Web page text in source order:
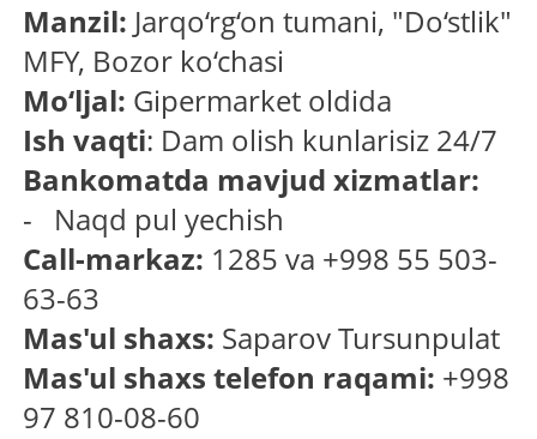
Manzil: Jarqo‘rg‘on tumani, "Do‘stlik"
MFY, Bozor ko‘chasi
Mo‘ljal: Gipermarket oldida
Ish vaqti: Dam olish kunlarisiz 24/7
Bankomatda mavjud xizmatlar:
- Naqd pul yechish
Call-markaz: 1285 va +998 55 503-
63-63
Mas'ul shaxs: Saparov Tursunpulat
Mas'ul shaxs telefon raqami: +998
97 810-08-60